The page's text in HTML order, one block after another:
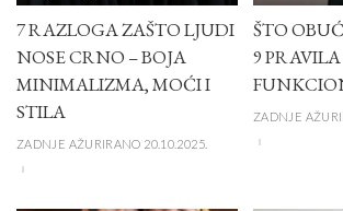
7 RAZLOGA ZAŠTO LJUDI
NOSE CRNO – BOJA
MINIMALIZMA, MOĆI I
STILA
ZADNJE AŽURIRANO 20.10.2025.
ŠTO
9
ZADNJE